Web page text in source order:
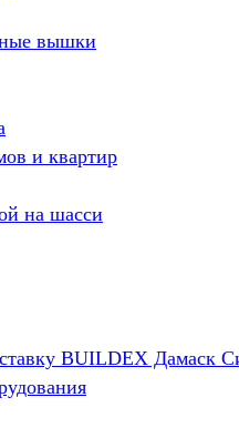
вышки
и квартир
на шасси
BUILDEX Дамаск